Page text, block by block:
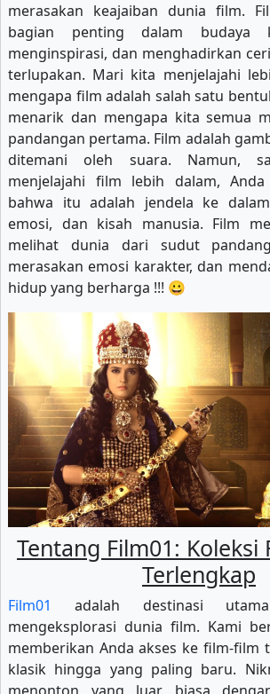
merasakan keajaiban dunia film.
bagian penting dalam budaya
menginspirasi, dan menghadirkan
terlupakan. Mari kita menjelajahi
mengapa film adalah salah satu
menarik dan mengapa kita semua
pandangan pertama. Film adalah
ditemani oleh suara. Namun,
menjelajahi film lebih dalam,
bahwa itu adalah jendela ke
emosi, dan kisah manusia. Film
melihat dunia dari sudut
merasakan emosi karakter, dan
hidup yang berharga !!! 😀
Tentang Film01: Koleksi
Terlengkap
Film01
adalah destinasi
mengeksplorasi dunia film. Kami
memberikan Anda akses ke film-film
klasik hingga yang paling baru.